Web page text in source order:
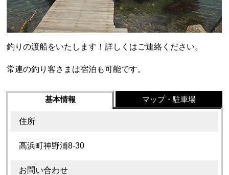
釣りの渡船をいたします！詳しくはご連絡ください。
常連の釣り客さまは宿泊も可能です。
基本情報 マップ・駐車場
住所
高浜町神野浦8-30
お問い合わせ